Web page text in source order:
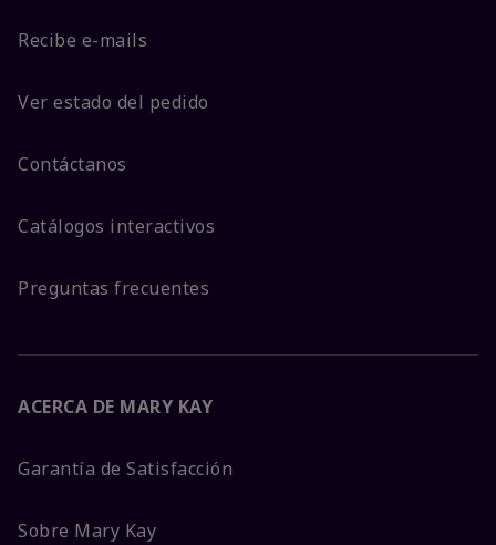
Recibe e-mails
Ver estado del pedido
Contáctanos
Catálogos interactivos
Preguntas frecuentes
ACERCA DE MARY KAY
Garantía de Satisfacción
Sobre Mary Kay